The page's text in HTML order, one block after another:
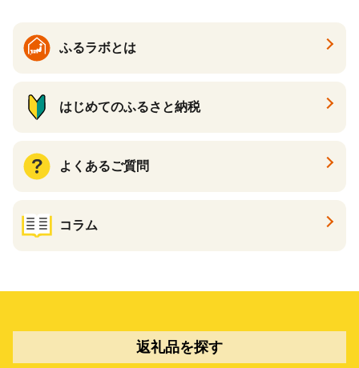
ふるラボとは
はじめてのふるさと納税
よくあるご質問
コラム
返礼品を探す